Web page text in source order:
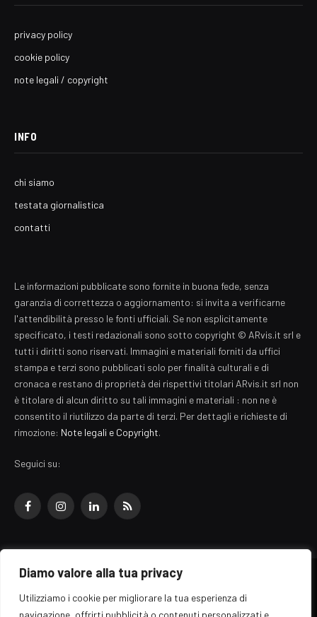
Diamo valore alla tua privacy
Utilizziamo i cookie per migliorare la tua esperienza di
navigazione, offrirti pubblicità o contenuti personalizzati e
privacy policy
cookie policy
note legali / copyright
INFO
chi siamo
testata giornalistica
contatti
Le informazioni pubblicate sono fornite in buona fede, senza
garanzia di correttezza o aggiornamento: si invita a verificarne
l'attendibilità presso le fonti ufficiali. Se non esplicitamente
specificato, i testi redazionali sono sotto copyright © ARvis.it srl e
tutti i diritti sono riservati. Immagini e materiali forniti da uffici
stampa e terzi sono pubblicati solo per finalità culturali e di
cronaca e restano di proprietà dei rispettivi titolari ARvis.it srl non
è titolare di alcun diritto su tali immagini e materiali : non ne è
consentito il riutilizzo da parte di terzi. Per dettagli e richieste di
rimozione: Note legali e Copyright.
Seguici su:
FacebookInstagramLinkedInRSS
© 2026 EZ Rome Designed by ARvis.it
Il portale EZ Rome e' una testata giornalistica di carattere generalista